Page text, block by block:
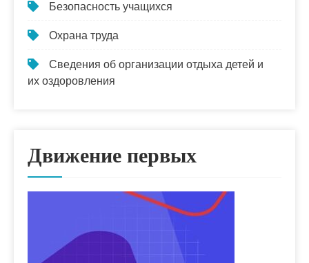
Безопасность учащихся
Охрана труда
Сведения об организации отдыха детей и
их оздоровления
Движение первых